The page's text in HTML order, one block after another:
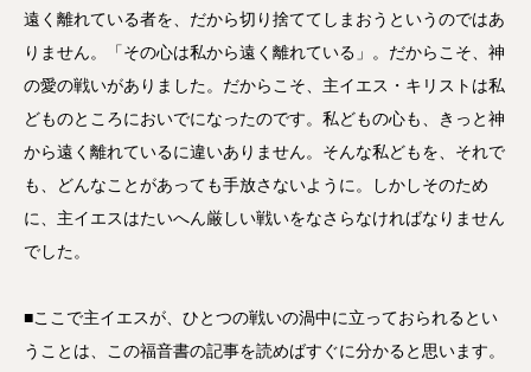
遠く離れている者を、だから切り捨ててしまおうというのではあ
りません。「その心は私から遠く離れている」。だからこそ、神
の愛の戦いがありました。だからこそ、主イエス・キリストは私
どものところにおいでになったのです。私どもの心も、きっと神
から遠く離れているに違いありません。そんな私どもを、それで
も、どんなことがあっても手放さないように。しかしそのため
に、主イエスはたいへん厳しい戦いをなさらなければなりません
でした。
■ここで主イエスが、ひとつの戦いの渦中に立っておられるとい
うことは、この福音書の記事を読めばすぐに分かると思います。